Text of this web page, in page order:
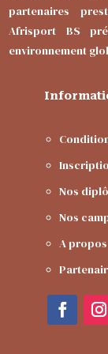
partenaires
Afrisport BS
environnement
Nos
Nos
A propos